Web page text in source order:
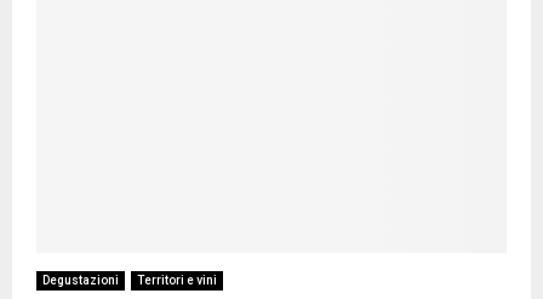
Degustazioni Territori e vini